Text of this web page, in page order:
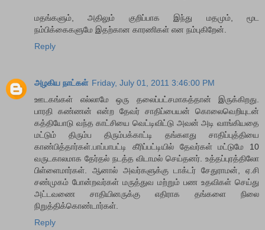
மதங்களும், அதிலும் குறிப்பாக இந்து மதமும், மூட
நம்பிக்கைகளுமே இதற்கான காரணிகள் என நம்புகிறேன்.
Reply
அழகிய நாட்கள் Friday, July 01, 2011 3:46:00 PM
ஊடகங்கள் எல்லாமே ஒரு தலைப்பட்சமாகத்தான் இருக்கிறது.
பாரதி கண்ணன் என்ற தேவர் சாதிப்பையன் கொலைவெறியுடன்
கத்தியோடு வந்த காட்சியை வெட்டிவிட்டு அவன் அடி வாங்கியதை
மட்டும் திரும்ப திரும்பக்காட்டி தங்களது சாதிப்புத்தியை
காண்பித்தார்கள்.பாப்பாபட்டி கீரிப்பட்டியில் தேவர்கள் மட்டுமே 10
வருடகாலமாக தேர்தல் நடத்த விடாமல் செய்தனர். உத்தப்புரத்திலோ
பிள்ளைமார்கள். ஆனால் அவர்களுக்கு டாக்டர் சேதுராமன், ஏ.சி
சண்முகம் போன்றவர்கள் மருத்துவ மற்றும் பண உதவிகள் செய்து
அட்டவணை சாதியினருக்கு எதிராக தங்களை நிலை
நிறுத்திக்கொண்டார்கள்.
Reply